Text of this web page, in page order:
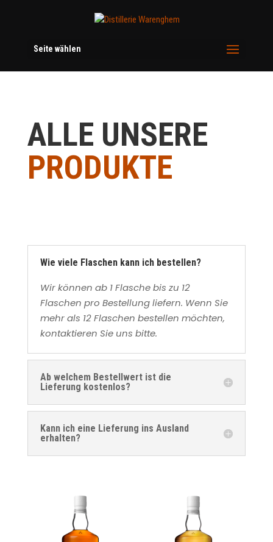
Seite wählen
ALLE UNSERE
PRODUKTE
Wie viele Flaschen kann ich bestellen?
Wir können ab 1 Flasche bis zu 12
Flaschen pro Bestellung liefern. Wenn Sie
mehr als 12 Flaschen bestellen möchten,
kontaktieren Sie uns bitte.
Ab welchem Bestellwert ist die
Lieferung kostenlos?
Kann ich eine Lieferung ins Ausland
erhalten?